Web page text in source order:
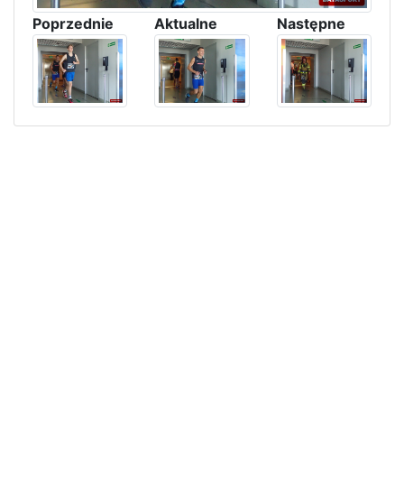
Poprzednie Aktualne Następne